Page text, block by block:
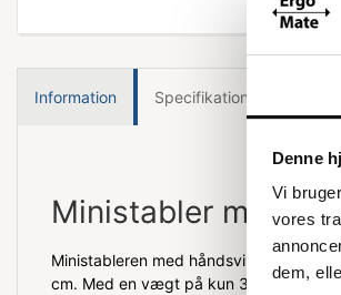
Denne
Vi
vores
dem,
Information Specifikationer
Ministabler med
Ministableren med håndsving har en
cm. Med en vægt på kun 31 kg er den